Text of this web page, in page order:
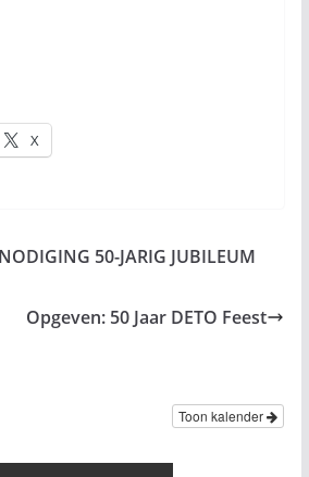
X
50-JARIG JUBILEUM
Opgeven: 50 Jaar DETO Feest
Toon kalender